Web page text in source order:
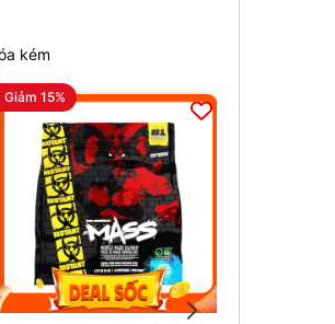
kém
Giảm 15%